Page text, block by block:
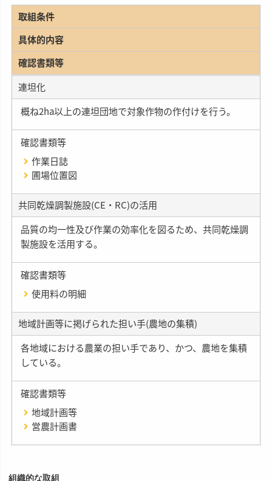
取組条件
具体的内容
確認書類等
連坦化
概ね2ha以上の連坦団地で対象作物の作付けを行う。
確認書類等
作業日誌
圃場位置図
共同乾燥調製施設(CE・RC)の活用
品質の均一性及び作業の効率化を図るため、共同乾燥調
製施設を活用する。
確認書類等
使用料の明細
地域計画等に掲げられた担い手(農地の集積)
各地域における農業の担い手であり、かつ、農地を集積
している。
確認書類等
地域計画等
営農計画書
組織的な取組